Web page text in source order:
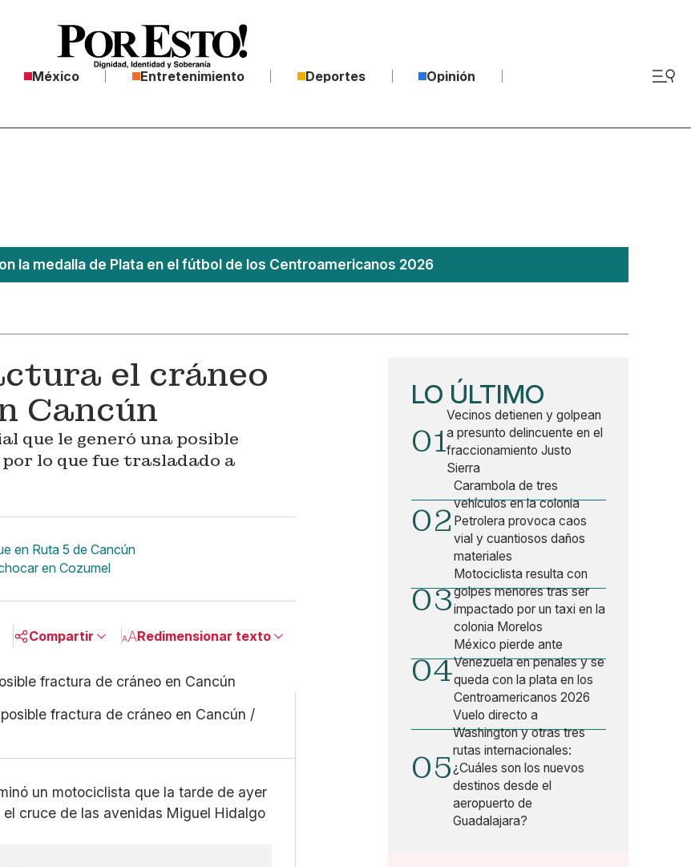
México Entretenimiento Deportes Opinión
la medalla de Plata en el fútbol de los Centroamericanos 2026
el cráneo
Cancún
que le generó una posible
lo que fue trasladado a
en Ruta 5 de Cancún
en Cozumel
Compartir
Linkedin
X
Copiar enlace
Redimensionar texto
Pequeño
Grande
fractura de cráneo en Cancún /
un motociclista que la tarde de ayer
cruce de las avenidas Miguel Hidalgo
LO ÚLTIMO
01
Vecinos detienen y golpean
a presunto delincuente en el
fraccionamiento Justo
Sierra
02
Carambola de tres
vehículos en la colonia
Petrolera provoca caos
vial y cuantiosos daños
materiales
03
Motociclista resulta con
golpes menores tras ser
impactado por un taxi en la
colonia Morelos
04
México pierde ante
Venezuela en penales y se
queda con la plata en los
Centroamericanos 2026
05
Vuelo directo a
Washington y otras tres
rutas internacionales:
¿Cuáles son los nuevos
destinos desde el
aeropuerto de
Guadalajara?